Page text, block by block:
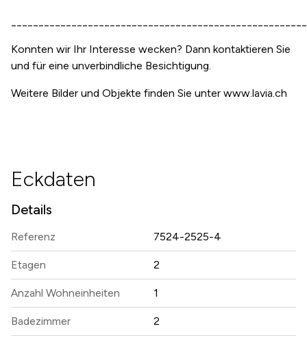
Konnten wir Ihr Interesse wecken? Dann kontaktieren Sie
und für eine unverbindliche Besichtigung.
Weitere Bilder und Objekte finden Sie unter www.lavia.ch
Eckdaten
Details
Referenz 7524-2525-4
Etagen 2
Anzahl Wohneinheiten 1
Badezimmer 2